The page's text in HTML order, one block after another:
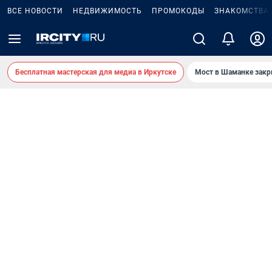
ВСЕ НОВОСТИ НЕДВИЖИМОСТЬ ПРОМОКОДЫ ЗНАКОМСТВА
Бесплатная мастерская для медиа в Иркутске Мост в Шаманке